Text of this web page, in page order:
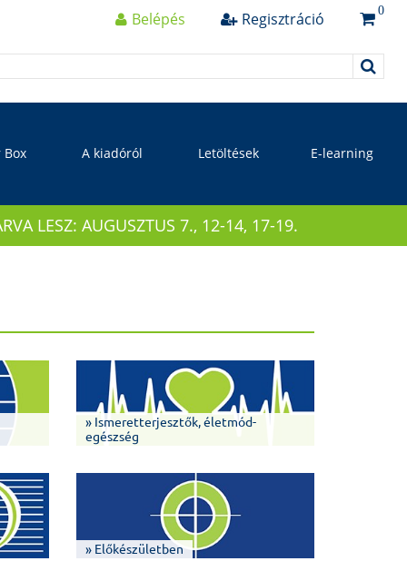
Belépés Regisztráció 0
Box A kiadóról Letöltések E-learning
LESZ: AUGUSZTUS 7., 12-14, 17-19.
» Ismeretterjesztők, életmód-
egészség
» Előkészületben